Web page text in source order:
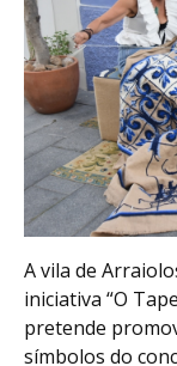
A vila de
iniciativa “O
pretende
símbolos do